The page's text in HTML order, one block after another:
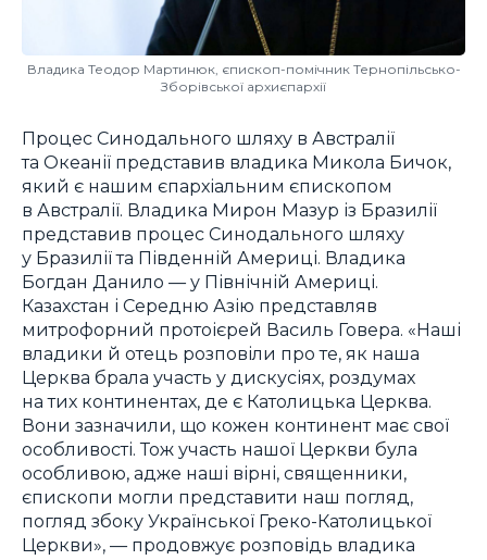
Владика Теодор Мартинюк, єпископ-помічник Тернопільсько-
Зборівської архиєпархії
Процес Синодального шляху в Австралії
та Океанії представив владика Микола Бичок,
який є нашим єпархіальним єпископом
в Австралії. Владика Мирон Мазур із Бразилії
представив процес Синодального шляху
у Бразилії та Південній Америці. Владика
Богдан Данило — у Північній Америці.
Казахстан і Середню Азію представляв
митрофорний протоієрей Василь Говера. «Наші
владики й отець розповіли про те, як наша
Церква брала участь у дискусіях, роздумах
на тих континентах, де є Католицька Церква.
Вони зазначили, що кожен континент має свої
особливості. Тож участь нашої Церкви була
особливою, адже наші вірні, священники,
єпископи могли представити наш погляд,
погляд збоку Української Греко-Католицької
Церкви», — продовжує розповідь владика